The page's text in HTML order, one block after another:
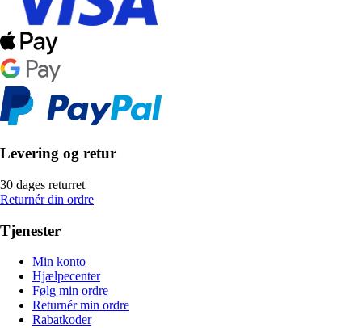
Levering og retur
30 dages returret
Returnér din ordre
Tjenester
Min konto
Hjælpecenter
Følg min ordre
Returnér min ordre
Rabatkoder